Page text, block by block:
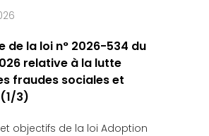
de la loi n° 2026-534 du
relative à la lutte
fraudes sociales et
3)
objectifs de la loi Adoption